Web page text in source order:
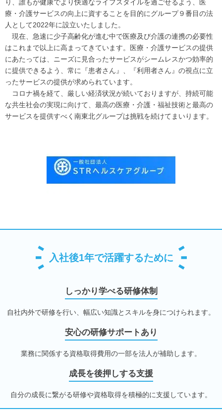
り、誰もが健康でより快適なライフスタイルを過ごせるよう、医
療・介護サービスの向上に資することを目的にグループ９番目の法
人として2022年に設立いたしました。
現在、急速に少子高齢化が進む中で医療及び介護の連携の必要性
はこれまで以上に高まってきています。医療・介護サービスの提供
にあたっては、ニーズに見合ったサービスがシームレスかつ効率的
に提供できるよう、常に『患者さん』、『利用者さん』の視点に立
ったサービスの提供が求められています。
コロナ禍を経て、厳しい経済状況が続いておりますが、持続可能
な共生社会の実現に向けて、最高の医療・介護・福祉技術と最高の
サービスを提供すべく南東北グループは挑戦を続けてまいります。
入社後1年で活躍するために
しっかり学べる研修体制
自社内外で研修を行い、幅広い知識とスキルを身につけられます。
安心の研修サポートあり
業務に関係する資格取得費用の一部を法人が補助します。
成長を後押しする支援
自分の成長に繋がる研修や資格取得を積極的に支援しています。